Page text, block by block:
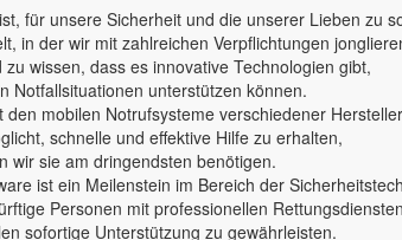
für unsere Sicherheit und die unserer Lieben zu
in der wir mit zahlreichen Verpflichtungen
wissen, dass es innovative Technologien gibt,
Notfallsituationen unterstützen können.
mobilen Notrufsysteme verschiedener
schnelle und effektive Hilfe zu erhalten,
wir sie am dringendsten benötigen.
ist ein Meilenstein im Bereich der
Personen mit professionellen
sofortige Unterstützung zu gewährleisten.